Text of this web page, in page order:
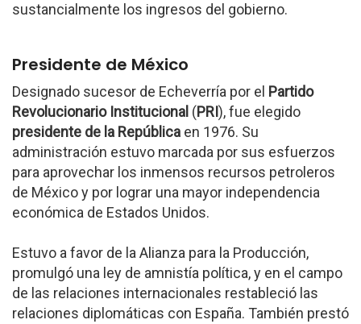
sustancialmente los ingresos del gobierno.
Presidente de México
Designado sucesor de Echeverría por el Partido
Revolucionario Institucional (PRI), fue elegido
presidente de la República en 1976. Su
administración estuvo marcada por sus esfuerzos
para aprovechar los inmensos recursos petroleros
de México y por lograr una mayor independencia
económica de Estados Unidos.
Estuvo a favor de la Alianza para la Producción,
promulgó una ley de amnistía política, y en el campo
de las relaciones internacionales restableció las
relaciones diplomáticas con España. También prestó